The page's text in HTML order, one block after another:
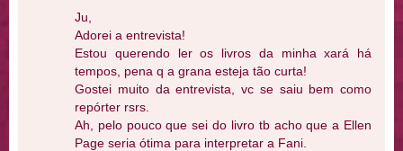
Ju,
Adorei a entrevista!
Estou querendo ler os livros da minha xará há
tempos, pena q a grana esteja tão curta!
Gostei muito da entrevista, vc se saiu bem como
repórter rsrs.
Ah, pelo pouco que sei do livro tb acho que a Ellen
Page seria ótima para interpretar a Fani.